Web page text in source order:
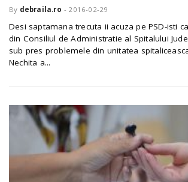
By debraila.ro - 2016-02-29
Desi saptamana trecuta ii acuza pe PSD-isti
din Consiliul de Administratie al Spitalului
sub pres problemele din unitatea
Nechita a...